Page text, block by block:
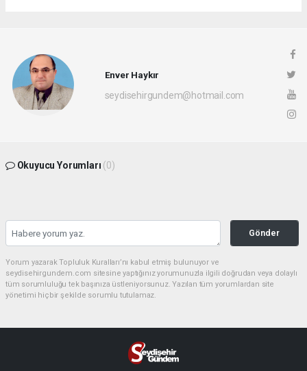
Enver Haykır
seydisehirgundem@hotmail.com
Okuyucu Yorumları (0)
Gönder
Yorum yazarak Topluluk Kuralları’nı kabul etmiş bulunuyor ve
seydisehirgundem.com sitesine yaptığınız yorumunuzla ilgili doğrudan veya dolaylı
tüm sorumluluğu tek başınıza üstleniyorsunuz. Yazılan tüm yorumlardan site
yönetimi hiçbir şekilde sorumlu tutulamaz.